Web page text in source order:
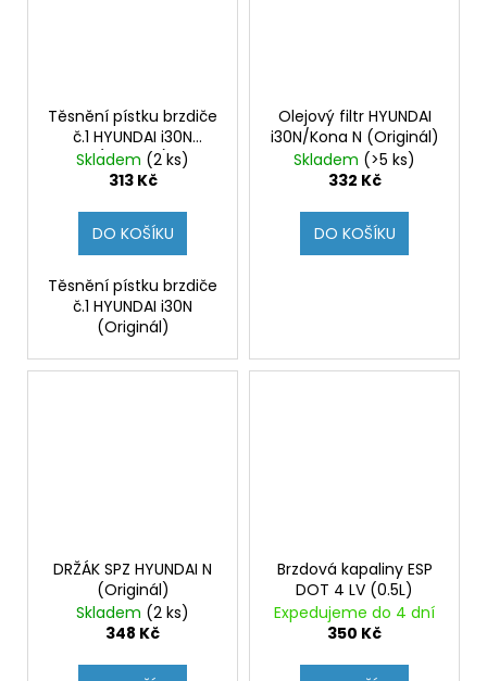
Těsnění pístku brzdiče
č.1 HYUNDAI i30N
(Originál)
Skladem (2 ks)
313 Kč
DO KOŠÍKU
Těsnění pístku brzdiče
č.1 HYUNDAI i30N
(Originál)
Olejový filtr HYUNDAI
i30N/Kona N (Originál)
Skladem (>5 ks)
332 Kč
DO KOŠÍKU
DRŽÁK SPZ HYUNDAI N
(Originál)
Skladem (2 ks)
348 Kč
Brzdová kapaliny ESP
DOT 4 LV (0.5L)
Expedujeme do 4 dní
350 Kč